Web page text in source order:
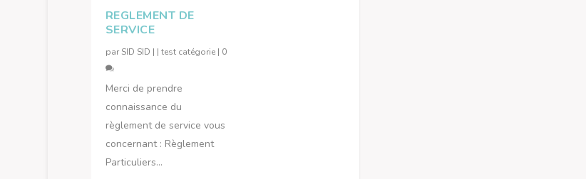
REGLEMENT DE
SERVICE
parSID SID | | test catégorie| 0
Merci de prendre
connaissance du
règlement de service vous
concernant : Règlement
Particuliers...